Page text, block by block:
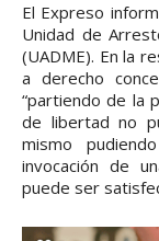
El Expreso
Unidad de
(UADME). En la
a derecho
“partiendo de la
de libertad no
mismo
invocación de
puede ser